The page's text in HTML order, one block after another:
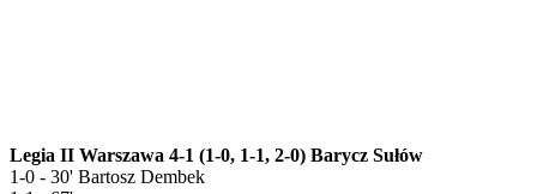
Legia II Warszawa 4-1 (1-0, 1-1, 2-0) Barycz Sułów
1-0 - 30' Bartosz Dembek